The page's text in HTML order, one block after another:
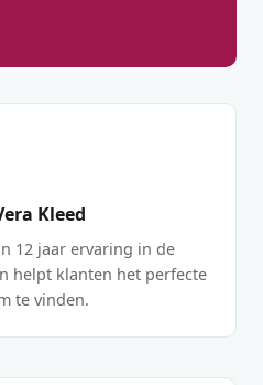
Kleed
12 jaar ervaring in de
helpt klanten het perfecte
te vinden.